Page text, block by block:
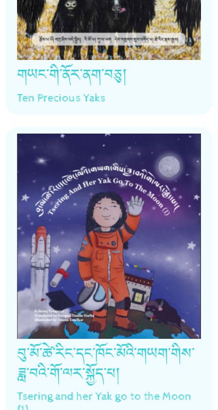
གཡང་གི་ནོར་ནག་བཅུ།
Ten Precious Yaks
བུ་མོ་ཚེ་རིང་དང་ཁོང་མོའི་གཡག་གིས་
ཟླ་བའི་གོ་ལར་སྐྱོད་པ།
Tsering and her Yak go to the Moon